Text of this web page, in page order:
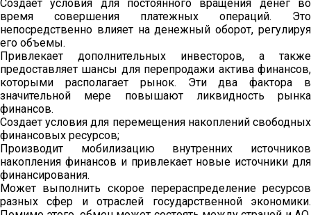
Создает условия для постоянного вращения денег во
время совершения платежных операций. Это
непосредственно влияет на денежный оборот, регулируя
его объемы.
Привлекает дополнительных инвесторов, а также
предоставляет шансы для перепродажи актива финансов,
которыми располагает рынок. Эти два фактора в
значительной мере повышают ликвидность рынка
финансов.
Создает условия для перемещения накоплений свободных
финансовых ресурсов;
Производит мобилизацию внутренних источников
накопления финансов и привлекает новые источники для
финансирования.
Может выполнить скорое перераспределение ресурсов
разных сфер и отраслей государственной экономики.